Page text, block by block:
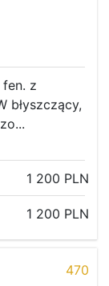
fen. z
błyszczący,
1 200 PLN
1 200 PLN
470